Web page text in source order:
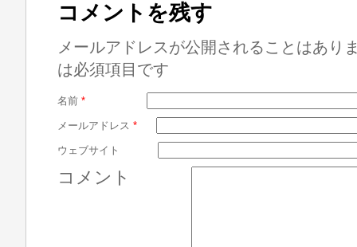
コメントを残す
メールアドレスが公開されることはあり
は必須項目です
名前 *
メールアドレス *
ウェブサイト
コメント